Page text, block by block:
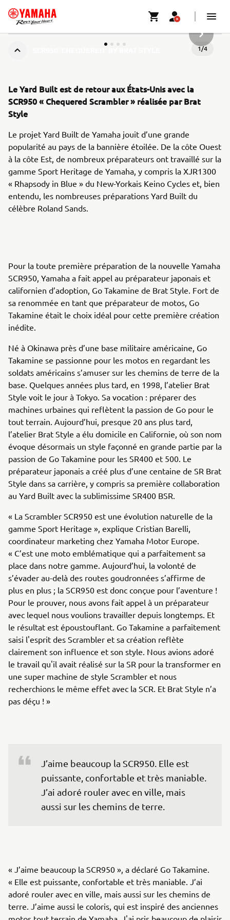
1/4
Le Yard Built est de retour aux États-Unis avec la
SCR950 « Chequered Scrambler » réalisée par Brat
Style
Le projet Yard Built de Yamaha jouit d’une grande
popularité au pays de la bannière étoilée. De la côte Ouest
à la côte Est, de nombreux préparateurs ont travaillé sur la
gamme Sport Heritage de Yamaha, y compris la XJR1300
« Rhapsody in Blue » du New-Yorkais Keino Cycles et, bien
entendu, les nombreuses préparations Yard Built du
célèbre Roland Sands.
Pour la toute première préparation de la nouvelle Yamaha
SCR950, Yamaha a fait appel au préparateur japonais et
californien d’adoption, Go Takamine de Brat Style. Fort de
sa renommée en tant que préparateur de motos, Go
Takamine était le choix idéal pour cette première création
inédite.
Né à Okinawa près d’une base militaire américaine, Go
Takamine se passionne pour les motos en regardant les
soldats américains s’amuser sur les chemins de terre de la
base. Quelques années plus tard, en 1998, l’atelier Brat
Style voit le jour à Tokyo. Sa vocation : préparer des
machines urbaines qui reflètent la passion de Go pour le
tout terrain. Aujourd’hui, presque 20 ans plus tard,
l’atelier Brat Style a élu domicile en Californie, où son nom
évoque désormais un style façonné en grande partie par la
passion de Go Takamine pour les SR400 et 500. Le
préparateur japonais a créé plus d’une centaine de SR Brat
Style dans sa carrière, y compris sa première collaboration
au Yard Built avec la sublimissime SR400 BSR.
« La Scrambler SCR950 est une évolution naturelle de la
gamme Sport Heritage », explique Cristian Barelli,
coordinateur marketing chez Yamaha Motor Europe.
« C’est une moto emblématique qui a parfaitement sa
place dans notre gamme. Aujourd’hui, la volonté de
s’évader au-delà des routes goudronnées s’affirme de
plus en plus ; la SCR950 est donc conçue pour l’aventure !
Pour le prouver, nous avons fait appel à un préparateur
avec lequel nous voulions travailler depuis longtemps. Et
le résultat est époustouflant. Go Takamine a parfaitement
saisi l'esprit des Scrambler et sa création reflète
clairement son influence et son style. Nous avions adoré
le travail qu'il avait réalisé sur la SR pour la transformer en
une super machine de style Scrambler et nous
recherchions le même effet avec la SCR. Et Brat Style n’a
pas déçu ! »
J’aime beaucoup la SCR950. Elle est
puissante, confortable et très maniable.
J’ai adoré rouler avec en ville, mais
aussi sur les chemins de terre.
« J’aime beaucoup la SCR950 », a déclaré Go Takamine.
« Elle est puissante, confortable et très maniable. J’ai
adoré rouler avec en ville, mais aussi sur les chemins de
terre. J’aime aussi le coloris, qui est inspiré des anciennes